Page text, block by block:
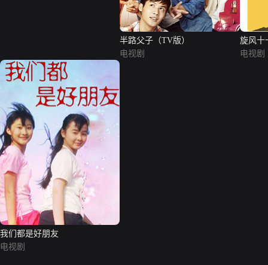
半路父子（TV版）
电视剧
旋风十
电视剧
我们都是好朋友
电视剧